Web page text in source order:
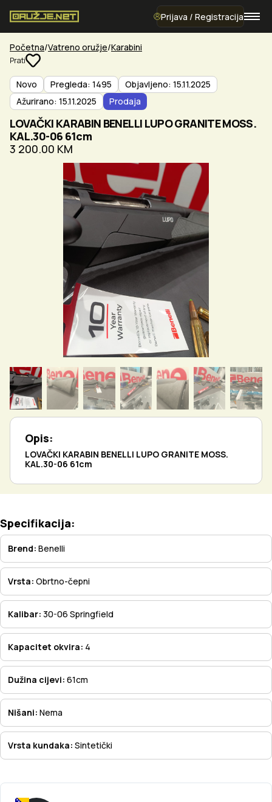
Prijava / Registracija
Početna Vatreno oružje Karabini
Prati
Novo Pregleda: 1495
Objavljeno: 15.11.2025
Ažurirano: 15.11.2025
Prodaja
LOVAČKI KARABIN BENELLI LUPO GRANITE MOSS.
KAL.30-06 61cm
3 200.00 KM
Opis:
LOVAČKI KARABIN BENELLI LUPO GRANITE MOSS.
KAL.30-06 61cm
Specifikacija:
Brend: Benelli
Vrsta: Obrtno-čepni
Kalibar: 30-06 Springfield
Kapacitet okvira: 4
Dužina cijevi: 61cm
Nišani: Nema
Vrsta kundaka: Sintetički